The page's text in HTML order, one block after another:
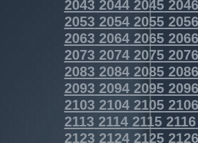
2043204420452046
2053205420552056
2063206420652066
2073207420752076
2083208420852086
2093209420952096
2103210421052106
2113211421152116
2123212421252126